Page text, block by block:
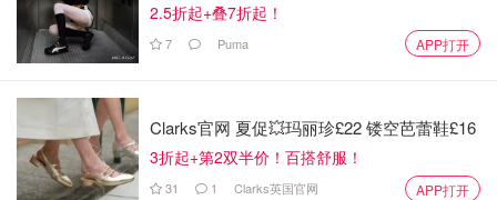
2.5折起+叠7折起！
7 Puma APP打开
Clarks官网 夏促💥玛丽珍£22 镂空芭蕾鞋£16
3折起+第2双半价！百搭舒服！
31 1 Clarks英国官网 APP打开